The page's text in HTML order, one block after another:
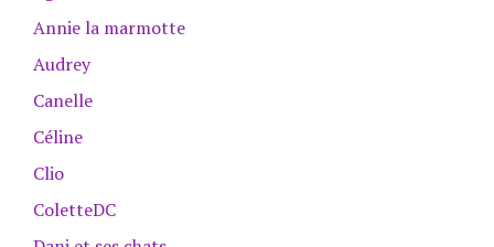
Annie la marmotte
Audrey
Canelle
Céline
Clio
ColetteDC